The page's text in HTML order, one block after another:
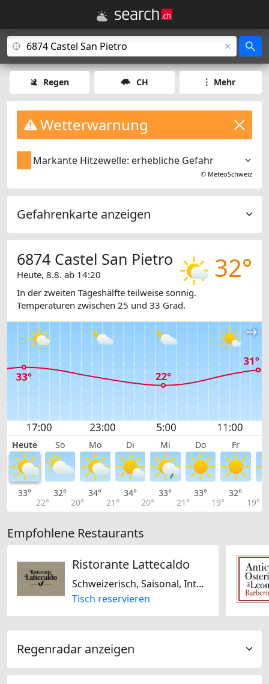
Regen CH Mehr
Wetterwarnung
Markante Hitzewelle: erhebliche Gefahr
© MeteoSchweiz
Gefahrenkarte anzeigen
32°
6874 Castel San Pietro
Heute, 8.8. ab 14:20
In der zweiten Tageshälfte teilweise sonnig.
Temperaturen zwischen 25 und 33 Grad.
Heute So Mo Di Mi Do Fr
33°
22°
32°
20°
34°
21°
34°
20°
33°
21°
33°
19°
32°
19°
Empfohlene Restaurants
Ristorante Lattecaldo
Schweizerisch, Saisonal, International, Regional, Französisch, Italienisch, Mediterran, Laktosefrei, Glutenfrei
Tisch reservieren
Regenradar anzeigen